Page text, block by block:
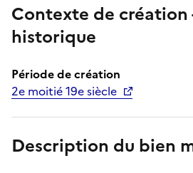
Contexte de création
historique
Période de création
2e moitié 19e siècle
Description du bien